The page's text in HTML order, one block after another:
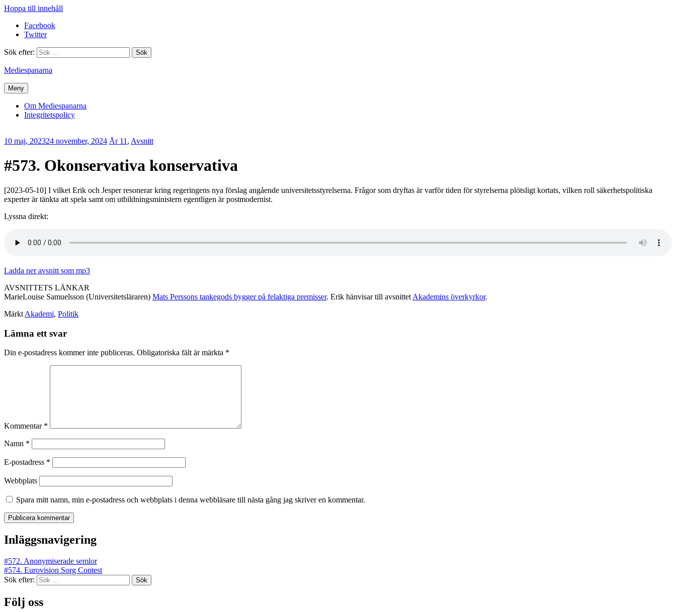
Hoppa till innehåll
Facebook
Twitter
Sök efter:
Mediespanarna
Meny
Om Mediespanarna
Integritetspolicy
10 maj, 202324 november, 2024 Jesper
År 11 , Avsnitt
#573. Okonservativa konservativa
[2023-05-10] I vilket Erik och Jesper resonerar kring regeringens nya förslag angående universitetsstyrelserna. Frågor som dryftas är varför tiden för styrelserna plötsligt kortats, vilken roll säkerhetspolitiska
experter är tänkta att spela samt om utbildningsministern egentligen är postmodernist.
Lyssna direkt:
Ladda ner avsnitt som mp3
AVSNITTETS LÄNKAR
MarieLouise Samuelsson (Universitetsläraren) Mats Perssons tankegods bygger på felaktiga premisser. Erik hänvisar till avsnittet Akademins överkyrkor.
Märkt Akademi, Politik
Lämna ett svar
Din e-postadress kommer inte publiceras. Obligatoriska fält är märkta *
Kommentar *
Namn *
E-postadress *
Webbplats
Spara mitt namn, min e-postadress och webbplats i denna webbläsare till nästa gång jag skriver en kommentar.
Inläggsnavigering
#572. Anonymiserade semlor
#574. Eurovision Sorg Contest
Sök efter:
Följ oss